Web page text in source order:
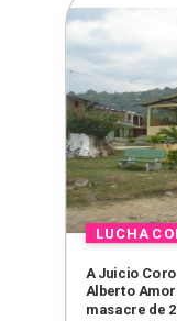
A Juicio
Alberto
masacre de